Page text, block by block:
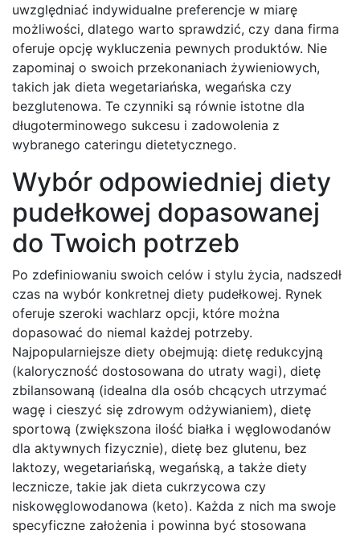
uwzględniać indywidualne preferencje w miarę
możliwości, dlatego warto sprawdzić, czy dana firma
oferuje opcję wykluczenia pewnych produktów. Nie
zapominaj o swoich przekonaniach żywieniowych,
takich jak dieta wegetariańska, wegańska czy
bezglutenowa. Te czynniki są równie istotne dla
długoterminowego sukcesu i zadowolenia z
wybranego cateringu dietetycznego.
Wybór odpowiedniej diety
pudełkowej dopasowanej
do Twoich potrzeb
Po zdefiniowaniu swoich celów i stylu życia, nadszedł
czas na wybór konkretnej diety pudełkowej. Rynek
oferuje szeroki wachlarz opcji, które można
dopasować do niemal każdej potrzeby.
Najpopularniejsze diety obejmują: dietę redukcyjną
(kaloryczność dostosowana do utraty wagi), dietę
zbilansowaną (idealna dla osób chcących utrzymać
wagę i cieszyć się zdrowym odżywianiem), dietę
sportową (zwiększona ilość białka i węglowodanów
dla aktywnych fizycznie), dietę bez glutenu, bez
laktozy, wegetariańską, wegańską, a także diety
lecznicze, takie jak dieta cukrzycowa czy
niskowęglowodanowa (keto). Każda z nich ma swoje
specyficzne założenia i powinna być stosowana